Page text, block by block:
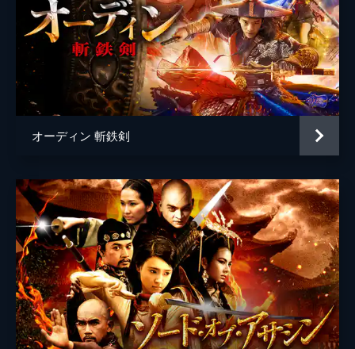
オーディン 斬鉄剣